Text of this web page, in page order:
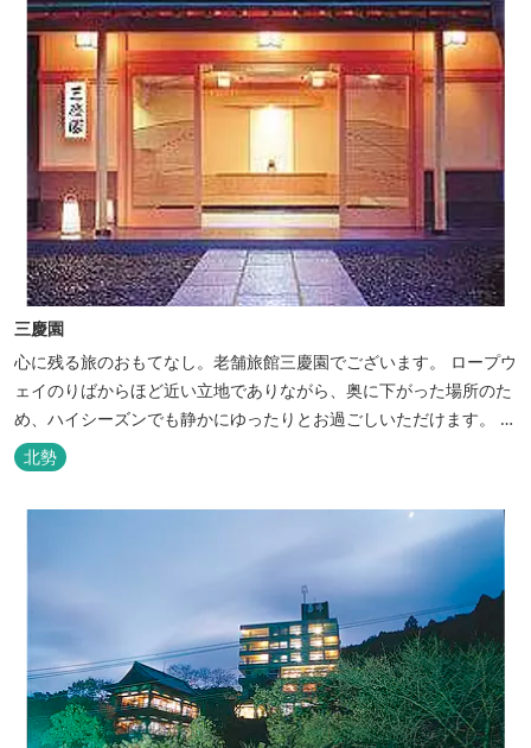
三慶園
心に残る旅のおもてなし。老舗旅館三慶園でございます。 ロープウ
ェイのりばからほど近い立地でありながら、奥に下がった場所のた
め、ハイシーズンでも静かにゆったりとお過ごしいただけます。 自
慢の大浴場からは、雄大な御在所岳を背に、御在所ロープウェイが
望めます。季節ごとに表情を変える湯の山の自然と対話しながら至
極のひとときをどうぞ。
北勢